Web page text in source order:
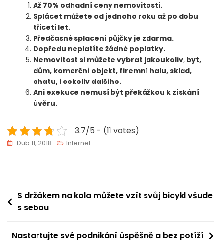
Až 70% odhadní ceny nemovitosti.
Splácet můžete od jednoho roku až po dobu
třiceti let.
Předčasné splacení půjčky je zdarma.
Dopředu neplatíte žádné poplatky.
Nemovitost si můžete vybrat jakoukoliv, byt,
dům, komerční objekt, firemní halu, sklad,
chatu, i cokoliv dalšího.
Ani exekuce nemusí být překážkou k získání
úvěru.
3.7/5 - (11 votes)
Dub 11, 2018 Internet
Navigace
pro
S držákem na kola můžete vzít svůj bicykl všude
s sebou
Nastartujte své podnikání úspěšně a bez potíží